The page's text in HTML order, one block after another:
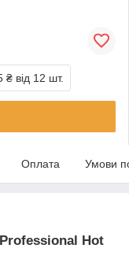
₴ від 12 шт.
Оплата Умови
Hot